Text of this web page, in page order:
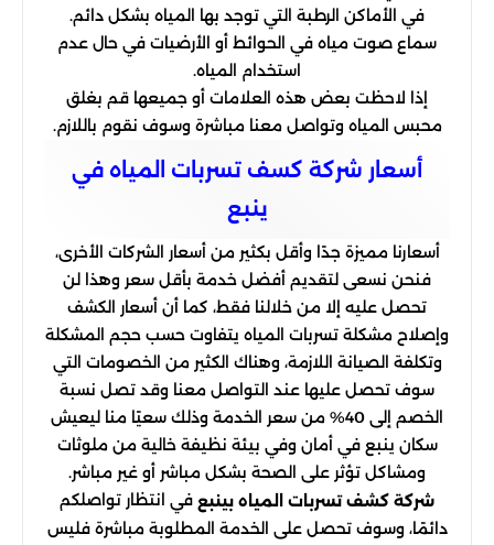
في الأماكن الرطبة التي توجد بها المياه بشكل دائم.
سماع صوت مياه في الحوائط أو الأرضيات في حال عدم
استخدام المياه.
إذا لاحظت بعض هذه العلامات أو جميعها قم بغلق
محبس المياه وتواصل معنا مباشرة وسوف نقوم باللازم.
أسعار شركة كسف تسربات المياه في
ينبع
أسعارنا مميزة جدًا وأقل بكثير من أسعار الشركات الأخرى،
فنحن نسعى لتقديم أفضل خدمة بأقل سعر وهذا لن
تحصل عليه إلا من خلالنا فقط، كما أن أسعار الكشف
وإصلاح مشكلة تسربات المياه يتفاوت حسب حجم المشكلة
وتكلفة الصيانة اللازمة، وهناك الكثير من الخصومات التي
سوف تحصل عليها عند التواصل معنا وقد تصل نسبة
الخصم إلى 40% من سعر الخدمة وذلك سعيًا منا ليعيش
سكان ينبع في أمان وفي بيئة نظيفة خالية من ملوثات
ومشاكل تؤثر على الصحة بشكل مباشر أو غير مباشر.
شركة كشف تسربات المياه بينبع في انتظار تواصلكم
دائمًا، وسوف تحصل على الخدمة المطلوبة مباشرة فليس